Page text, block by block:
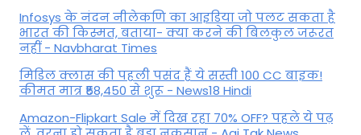
Infosys के नंदन नीलेकणि का आइडिया जो पलट सकता है
भारत की किस्मत, बताया- क्या करने की बिलकुल जरूरत
नहीं - Navbharat Times
मिडिल क्लास की पहली पसंद हैं ये सस्ती 100 CC बाइक!
कीमत मात्र ₹58,450 से शुरू - News18 Hindi
Amazon-Flipkart Sale में दिख रहा 70% OFF? पहले ये पढ़